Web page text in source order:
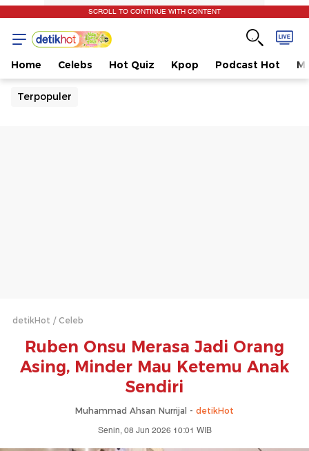
SCROLL TO CONTINUE WITH CONTENT
Home Celebs Hot Quiz Kpop Podcast Hot
Terpopuler
detikHot Celeb
Ruben Onsu Merasa Jadi Orang
Asing, Minder Mau Ketemu Anak
Sendiri
Muhammad Ahsan Nurrijal - detikHot
Senin, 08 Jun 2026 10:01 WIB